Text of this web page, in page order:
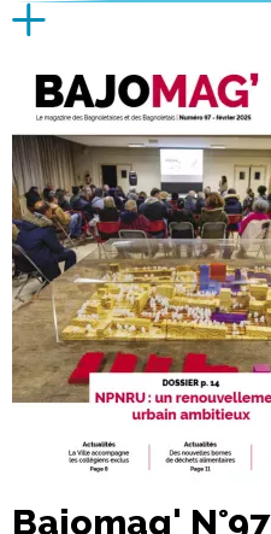
Bajomag' N°97